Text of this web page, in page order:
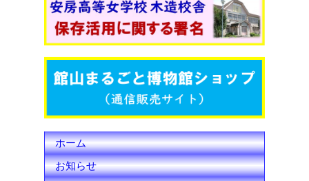
b
o
o
t
e
r
u
b
e
C
h
a
n
ホーム
お知らせ